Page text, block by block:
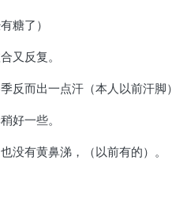
糖了）
又反复。
反而出一点汗（本人以前汗脚）
好一些。
没有黄鼻涕，（以前有的）。